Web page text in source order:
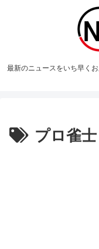
最新のニュースをいち早く
プロ雀士